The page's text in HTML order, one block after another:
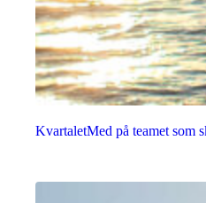
KvartaletMed på teamet som